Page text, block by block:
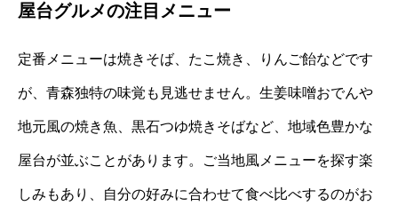
屋台グルメの注目メニュー
定番メニューは焼きそば、たこ焼き、りんご飴などです
が、青森独特の味覚も見逃せません。生姜味噌おでんや
地元風の焼き魚、黒石つゆ焼きそばなど、地域色豊かな
屋台が並ぶことがあります。ご当地風メニューを探す楽
しみもあり、自分の好みに合わせて食べ比べするのがお